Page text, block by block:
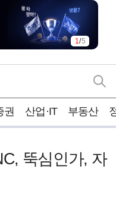
1/5
권 산업·IT 부동산
뚝심인가, 자